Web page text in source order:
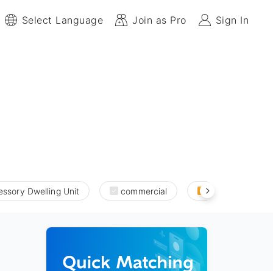
Select Language Join as Pro Sign In
Dwelling Unit commercial new build and